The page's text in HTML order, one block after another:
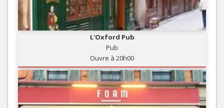
L'Oxford Pub
Pub
Ouvre à 20h00